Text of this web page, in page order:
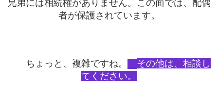
兄弟には相続権がありません。 この面では、 配偶
者が保護されています。
ちょっと 、 複雑ですね。 その他は、 相談 し
てください。